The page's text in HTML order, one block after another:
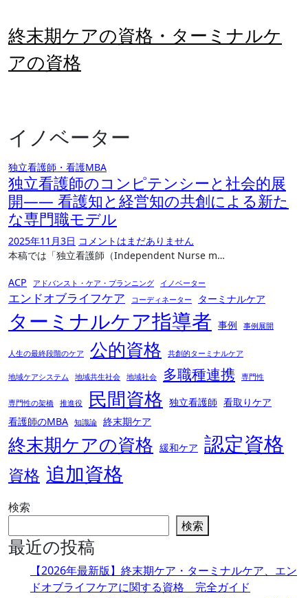
を
ス
キ
終末期ケアの資格・ターミナルケ
アの資格
イノベーター
独立看護師・看護MBA
独立看護師のコンピテンシーと社会的展
開―― 看護知と経営知の共創による新た
な専門職モデル
2025年11月3日 コメントはまだありません
本稿では「独立看護師（Independent Nurse m…
ACP アドバンスト・ケア・プランニング イノベーター
エンドオブライフケア コーディネーター ターミナルケア
ターミナルケア指導者 事例 事例展開
人生の最終段階のケア 公的資格 共創的ターミナルケア
地域ケアシステム 地域共生社会 地域社会 多職種連携 専門性
専門性の架橋 推進役 民間資格 独立看護師 看取りケア
看護師のMBA
知識論 終末期ケア
終末期ケアの資格 緩和ケア 認定資格
資格 追加資格
検索
検索
最近の投稿
【2026年最新版】終末期ケア・ターミナルケア、エン
ドオブライフケアに関する資格 完全ガイド